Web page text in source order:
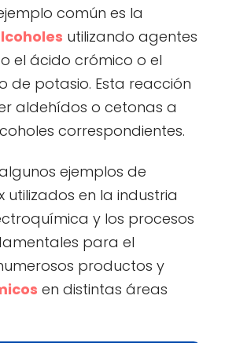
común es la
utilizando agentes
el ácido crómico o el
de potasio. Esta reacción
aldehídos o cetonas a
correspondientes.
ejemplos de
utilizados en la industria
y los procesos
para el
productos y
en distintas áreas